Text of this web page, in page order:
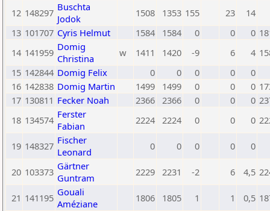
12 148297 Buschta
Jodok
1508 1353 155 23
14
13 101707 Cyris Helmut 1584 1584 0 0 0
14 141959 Domig
Christina
w 1411 1420 -9 6 4
15 142844 Domig Felix 0 0 0 0
0
16 142838 Domig Martin 1499 1499 0 0 0
17 130811 Fecker Noah 2366 2366 0 0 0
18 134574 Ferster
Fabian
2224 2224 0 0 0
19 148327 Fischer
Leonard
0 0 0 0 0
20 103373 Gärtner
Guntram
2229 2231 -2 6 4,5
21 141195 Gouali
Améziane
1806 1805 1 1 0,5